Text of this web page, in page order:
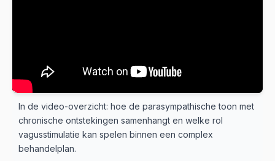
In de video-overzicht: hoe de parasympathische toon met
chronische ontstekingen samenhangt en welke rol
vagusstimulatie kan spelen binnen een complex
behandelplan.